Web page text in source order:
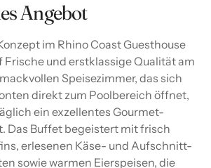
Angebot
im Rhino Coast Guesthouse
Frische und erstklassige Qualität am
Speisezimmer, das sich
direkt zum Poolbereich öffnet,
ein exzellentes Gourmet-
Das Buffet begeistert mit frisch
erlesenen Käse- und Aufschnitt-
sowie warmen Eierspeisen, die